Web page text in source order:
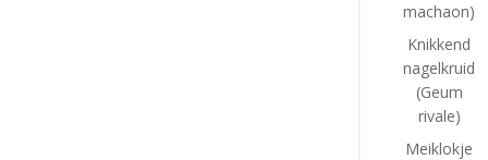
machaon)
Knikkend
nagelkruid
(Geum
rivale)
Meiklokje